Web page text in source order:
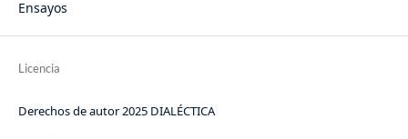
Ensayos
Licencia
Derechos de autor 2025 DIALÉCTICA